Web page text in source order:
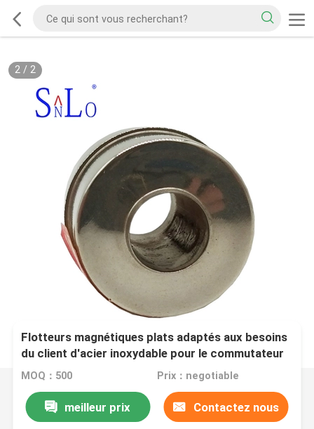
2/ 2
Flotteurs magnétiques plats adaptés aux besoins
du client d'acier inoxydable pour le commutateur
30*35mm de niveau de flotteur
MOQ：500 Prix：negotiable
meilleur prix Contactez nous